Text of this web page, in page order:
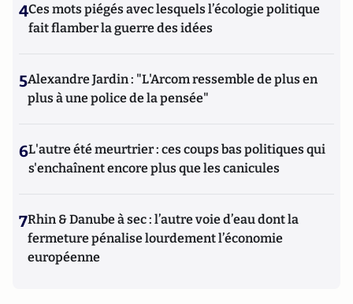
4Ces mots piégés avec lesquels l’écologie politique
fait flamber la guerre des idées
5Alexandre Jardin : "L'Arcom ressemble de plus en
plus à une police de la pensée"
6L'autre été meurtrier : ces coups bas politiques qui
s'enchaînent encore plus que les canicules
7Rhin & Danube à sec : l’autre voie d’eau dont la
fermeture pénalise lourdement l’économie
européenne